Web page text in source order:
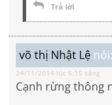
Trả lời
võ thị Nhật Lệ nói:
24/11/2014 lúc 6:15 sáng
Cạnh rừng thông